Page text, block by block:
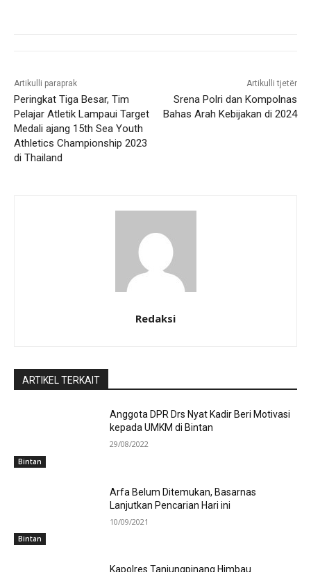
Artikulli paraprak
Peringkat Tiga Besar, Tim
Pelajar Atletik Lampaui Target
Medali ajang 15th Sea Youth
Athletics Championship 2023
di Thailand
Artikulli tjetër
Srena Polri dan Kompolnas
Bahas Arah Kebijakan di 2024
Redaksi
ARTIKEL TERKAIT
Bintan
Anggota DPR Drs Nyat Kadir Beri Motivasi
kepada UMKM di Bintan
29/08/2022
Bintan
Arfa Belum Ditemukan, Basarnas
Lanjutkan Pencarian Hari ini
10/09/2021
Kapolres Tanjungpinang Himbau